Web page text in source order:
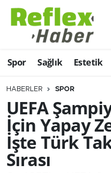
Spor Sağlık Estetik
HABERLER SPOR
UEFA
İçin Yapay
İşte Türk
Sırası
Eğitim
Estetik
Firmalardan
Güncel
İş ve Ekonomi
Moda-Magazin-
Nöbetçi Eczaneler
Hava Durumu
Namaz Vakitleri
Trafik Durumu
Şampiyonlar Ligi
Tüm Manşetler